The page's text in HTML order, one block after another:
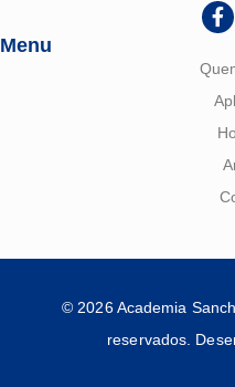
Menu
© 2026 Academia
reservados.